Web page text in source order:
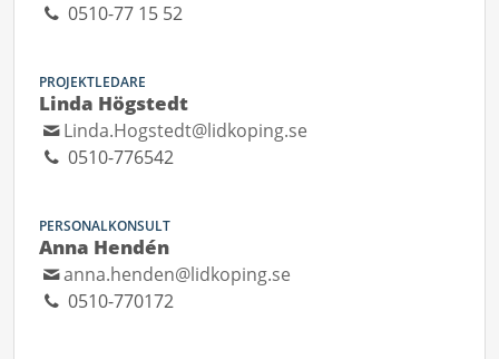
0510-77 15 52
PROJEKTLEDARE
Linda Högstedt
Linda.Hogstedt@lidkoping.se
0510-776542
PERSONALKONSULT
Anna Hendén
anna.henden@lidkoping.se
0510-770172